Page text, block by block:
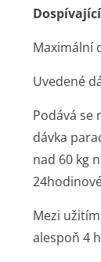
Maximální
Uvedené
Podává se
dávka
nad 60 kg
Mezi
alespoň 4